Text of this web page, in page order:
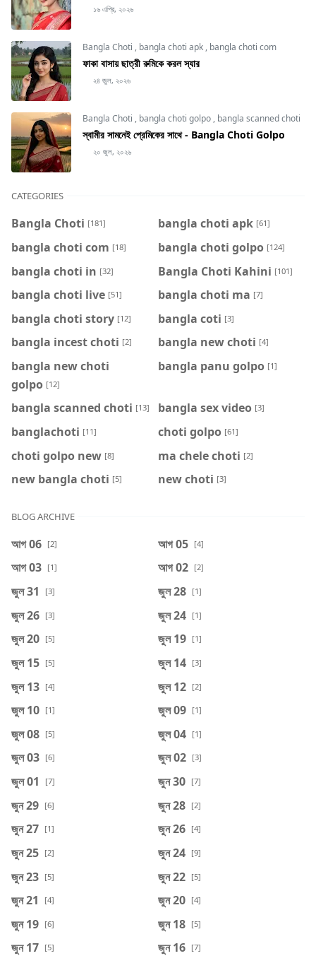
১৬ এপ্রি, ২০২৬
Bangla Choti , bangla choti apk , bangla choti com
ফাকা বাসায় ছাত্রী রুমিকে করল স্যার
২৪ জুল, ২০২৬
Bangla Choti , bangla choti golpo , bangla scanned choti
স্বামীর সামনেই প্রেমিকের সাথে - Bangla Choti Golpo
২০ জুল, ২০২৬
CATEGORIES
Bangla Choti [181] bangla choti apk [61]
bangla choti com [18] bangla choti golpo [124]
bangla choti in [32] Bangla Choti Kahini [101]
bangla choti live [51] bangla choti ma [7]
bangla choti story [12] bangla coti [3]
bangla incest choti [2] bangla new choti [4]
bangla new choti
golpo [12]
bangla panu golpo [1]
bangla scanned choti [13] bangla sex video [3]
banglachoti [11] choti golpo [61]
choti golpo new [8] ma chele choti [2]
new bangla choti [5] new choti [3]
BLOG ARCHIVE
আগ 06 [2] আগ 05 [4]
আগ 03 [1] আগ 02 [2]
জুল 31 [3] জুল 28 [1]
জুল 26 [3] জুল 24 [1]
জুল 20 [5] জুল 19 [1]
জুল 15 [5] জুল 14 [3]
জুল 13 [4] জুল 12 [2]
জুল 10 [1] জুল 09 [1]
জুল 08 [5] জুল 04 [1]
জুল 03 [6] জুল 02 [3]
জুল 01 [7] জুন 30 [7]
জুন 29 [6] জুন 28 [2]
জুন 27 [1] জুন 26 [4]
জুন 25 [2] জুন 24 [9]
জুন 23 [5] জুন 22 [5]
জুন 21 [4] জুন 20 [4]
জুন 19 [6] জুন 18 [5]
জুন 17 [5] জুন 16 [7]